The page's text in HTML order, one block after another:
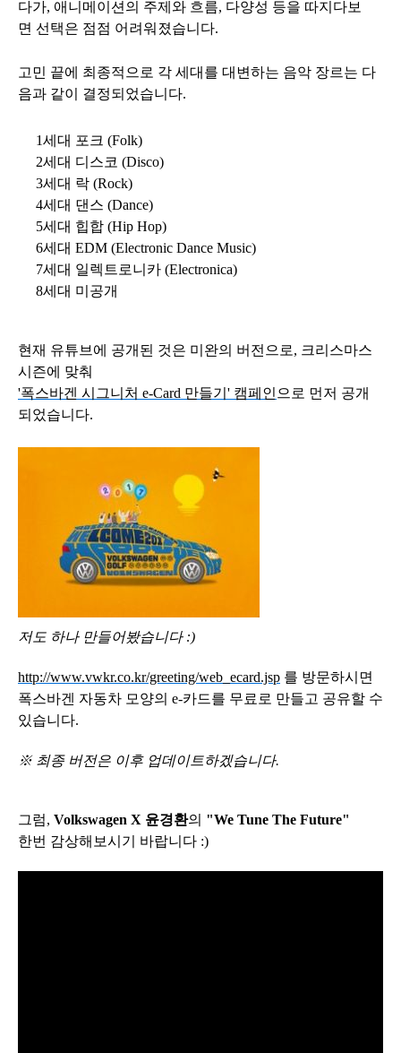
다가, 애니메이션의 주제와 흐름, 다양성 등을 따지다보
면 선택은 점점 어려워졌습니다.
고민 끝에 최종적으로 각 세대를 대변하는 음악 장르는 다
음과 같이 결정되었습니다.
1세대 포크 (Folk)
2세대 디스코 (Disco)
3세대 락 (Rock)
4세대 댄스 (Dance)
5세대 힙합 (Hip Hop)
6세대 EDM (Electronic Dance Music)
7세대 일렉트로니카 (Electronica)
8세대 미공개
현재 유튜브에 공개된 것은 미완의 버전으로, 크리스마스
시즌에 맞춰
'폭스바겐 시그니처 e-Card 만들기' 캠페인 으로 먼저 공개
되었습니다.
저도 하나 만들어봤습니다 :)
http://www.vwkr.co.kr/greeting/web_ecard.jsp 를 방문하시면
폭스바겐 자동차 모양의 e-카드를 무료로 만들고 공유할 수
있습니다.
※ 최종 버전은 이후 업데이트하겠습니다.
그럼, Volkswagen X 윤경환의 "We Tune The Future"
한번 감상해보시기 바랍니다 :)